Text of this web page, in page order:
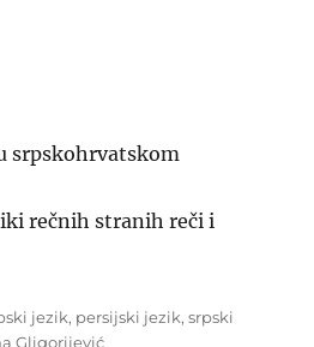
srpskohrvatskom
rečnih stranih reči i
jezik, persijski jezik,srpski
Gligorijević